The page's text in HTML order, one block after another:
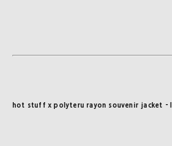
hot stuff x polyteru rayon souvenir jacket -